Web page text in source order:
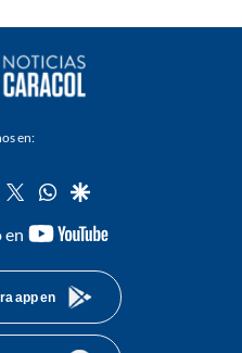
en:
instagram
twitterwhatsapp
google
en
youtube-
app en